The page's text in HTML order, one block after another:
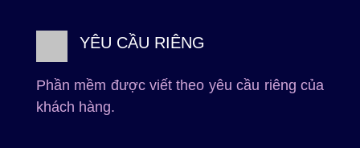
YÊU CẦU RIÊNG
Phần mềm được viết theo yêu cầu riêng của
khách hàng.